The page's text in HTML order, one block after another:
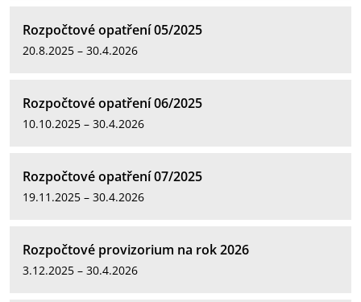
Rozpočtové opatření 05/2025
20.8.2025 – 30.4.2026
Rozpočtové opatření 06/2025
10.10.2025 – 30.4.2026
Rozpočtové opatření 07/2025
19.11.2025 – 30.4.2026
Rozpočtové provizorium na rok 2026
3.12.2025 – 30.4.2026